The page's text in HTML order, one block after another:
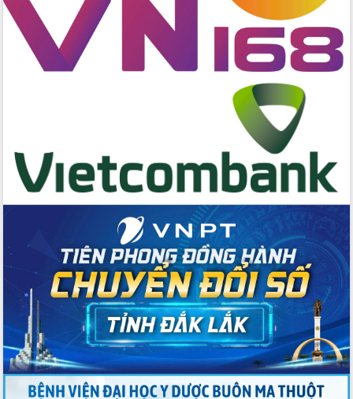
Tổ chức trang trọng Lễ hội Đền thờ
Lương Văn Chánh năm 2026
Phó Bí thư Tỉnh ủy Đắk Lắk Đỗ Hữu
Huy giữ chức Bí thư Đảng ủy Ủy Ban
Nhân dân tỉnh
Đánh giá, rút kinh nghiệm công tác tổ
chức diễn tập trước ngày bầu cử
Chương trình “Gặp gỡ hữu nghị –
Friendship Meeting New Year 2026”
Bầu cử Quốc hội và HĐND: Cử tri Đắk
Lắk gửi gắm niềm tin, kỳ vọng vào lá
Đắk Lắk sẵn sàng các điều kiện cho
Ngày hội bầu cử đại biểu Quốc hội
khóa XVI và HĐND các cấp nhiệm kỳ
2026-2031
Đảm bảo cuộc bầu cử đại biểu Quốc
hội và đại biểu HĐND các cấp diễn ra
an toàn, hiệu quả, đúng quy định